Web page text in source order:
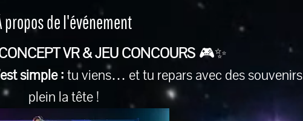
propos de l'événement
VR & JEU CONCOURS 🎮✨
simple : tu viens… et tu repars avec des souvenirs
plein la tête !